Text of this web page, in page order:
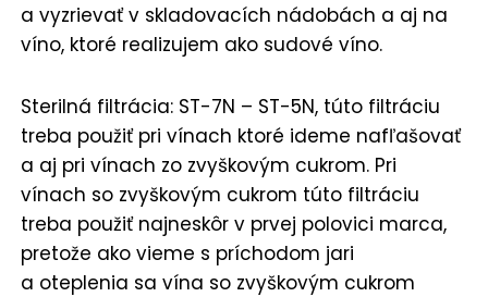
a vyzrievať v skladovacích nádobách a aj na
víno, ktoré realizujem ako sudové víno.
Sterilná filtrácia: ST-7N – ST-5N, túto filtráciu
treba použiť pri vínach ktoré ideme nafľašovať
a aj pri vínach zo zvyškovým cukrom. Pri
vínach so zvyškovým cukrom túto filtráciu
treba použiť najneskôr v prvej polovici marca,
pretože ako vieme s príchodom jari
a oteplenia sa vína so zvyškovým cukrom